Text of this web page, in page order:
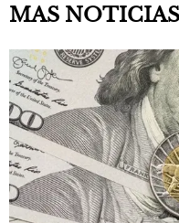
MAS